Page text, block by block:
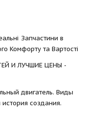
Запчастини в
Комфорту та Вартості
И ЛУЧШИЕ ЦЕНЫ -
двигатель. Виды
создания.